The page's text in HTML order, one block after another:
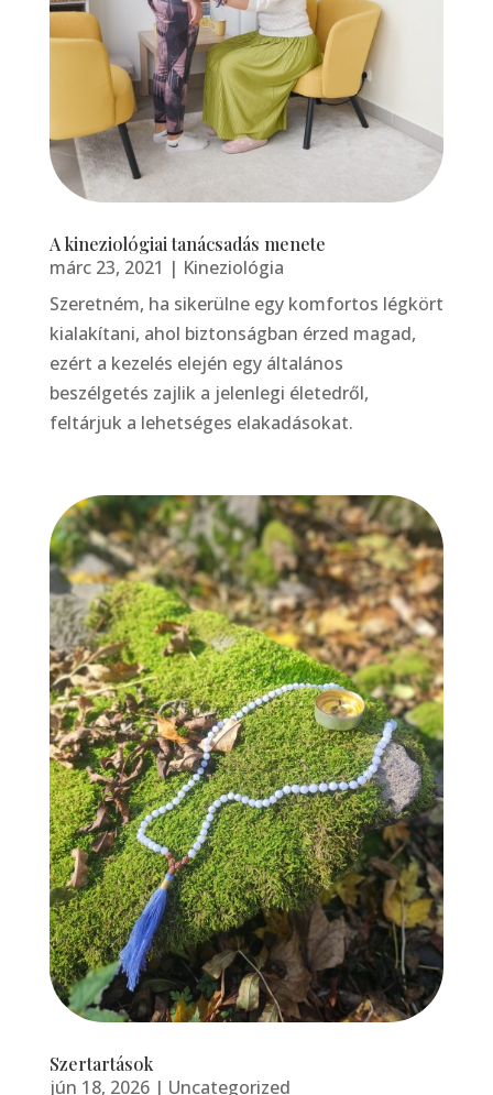
A kineziológiai tanácsadás menete
márc 23, 2021 | Kineziológia
Szeretném, ha sikerülne egy komfortos légkört
kialakítani, ahol biztonságban érzed magad,
ezért a kezelés elején egy általános
beszélgetés zajlik a jelenlegi életedről,
feltárjuk a lehetséges elakadásokat.
Szertartások
jún 18, 2026| Uncategorized